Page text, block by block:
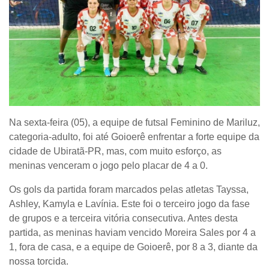
Na sexta-feira (05), a equipe de futsal Feminino de Mariluz,
categoria-adulto, foi até Goioerê enfrentar a forte equipe da
cidade de Ubiratã-PR, mas, com muito esforço, as
meninas venceram o jogo pelo placar de 4 a 0.
Os gols da partida foram marcados pelas atletas Tayssa,
Ashley, Kamyla e Lavínia. Este foi o terceiro jogo da fase
de grupos e a terceira vitória consecutiva. Antes desta
partida, as meninas haviam vencido Moreira Sales por 4 a
1, fora de casa, e a equipe de Goioerê, por 8 a 3, diante da
nossa torcida.